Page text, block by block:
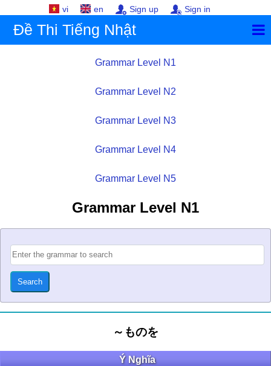
vi en Sign up Sign in
Đề Thi Tiếng Nhật
Grammar Level N1
Grammar Level N2
Grammar Level N3
Grammar Level N4
Grammar Level N5
Grammar Level N1
～ものを
Ý Nghĩa